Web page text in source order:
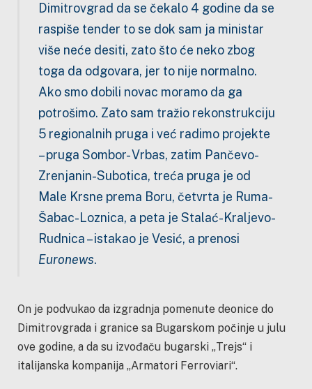
Dimitrovgrad da se čekalo 4 godine da se
raspiše tender to se dok sam ja ministar
više neće desiti, zato što će neko zbog
toga da odgovara, jer to nije normalno.
Ako smo dobili novac moramo da ga
potrošimo. Zato sam tražio rekonstrukciju
5 regionalnih pruga i već radimo projekte
– pruga Sombor- Vrbas, zatim Pančevo-
Zrenjanin-Subotica, treća pruga je od
Male Krsne prema Boru, četvrta je Ruma-
Šabac-Loznica, a peta je Stalać-Kraljevo-
Rudnica – istakao je Vesić, a prenosi
Euronews.
On je podvukao da izgradnja pomenute deonice do
Dimitrovgrada i granice sa Bugarskom počinje u julu
ove godine, a da su izvođaču bugarski „Trejs“ i
italijanska kompanija „Armatori Ferroviari“.